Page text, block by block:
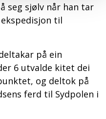
seg sjølv når han tar
til
på ein
6 utvalde kitet dei
og deltok på
ferd til Sydpolen i